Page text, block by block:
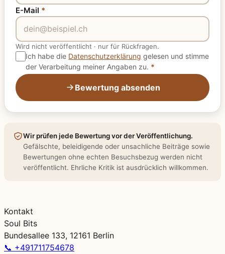
E-Mail *
Wird nicht veröffentlicht · nur für Rückfragen.
Ich habe die Datenschutzerklärung gelesen und stimme
der Verarbeitung meiner Angaben zu. *
Bewertung absenden
Wir prüfen jede Bewertung vor der Veröffentlichung.
Gefälschte, beleidigende oder unsachliche Beiträge sowie
Bewertungen ohne echten Besuchsbezug werden nicht
veröffentlicht. Ehrliche Kritik ist ausdrücklich willkommen.
Kontakt
Soul Bits
Bundesallee 133, 12161 Berlin
📞 +491711754678